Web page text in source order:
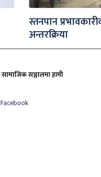
स्तनपान
अन्तरक्रिया
सामाजिक सञ्जालमा हामी
Facebook